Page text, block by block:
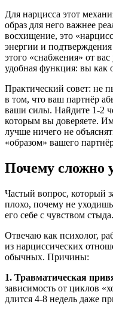
Для нарцисса этот
образ для него важнее
восхищение, это
энергии и
этого «снабжения» от
удобная функция: вы как
Практический совет: не
в том, что ваш партнёр
ваши силы. Найдите 1-2
которым вы доверяете.
лучше ничего не
«образом» вашего
Почему сложно
Частый вопрос, который
плохо, почему не
его себе с чувством стыда.
Отвечаю как психолог,
из нарциссических
обычных. Причины:
1. Травматическая
зависимость от циклов
длится 4-8 недель даже